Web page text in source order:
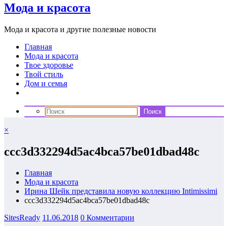
Мода и красота
Мода и красота и другие полезные новости
Главная
Мода и красота
Твое здоровье
Твой стиль
Дом и семья
×
ccc3d332294d5ac4bca57be01dbad48c
Главная
Мода и красота
Ирина Шейк представила новую коллекцию Intimissimi
ccc3d332294d5ac4bca57be01dbad48c
SitesReady 11.06.2018 0 Комментарии